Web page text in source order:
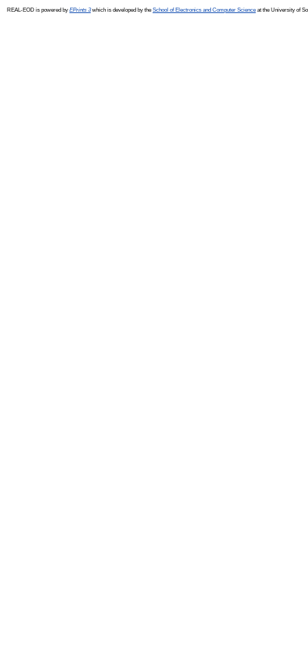
REAL-EOD is powered by EPrints 3which is developed by the School of Electronics and Computer Science at the University of